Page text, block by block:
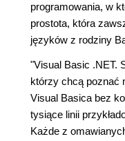
programowania, w
prostota, która
języków z rodziny
"Visual Basic .NET.
którzy chcą poznać
Visual Basica bez
tysiące linii
Każde z